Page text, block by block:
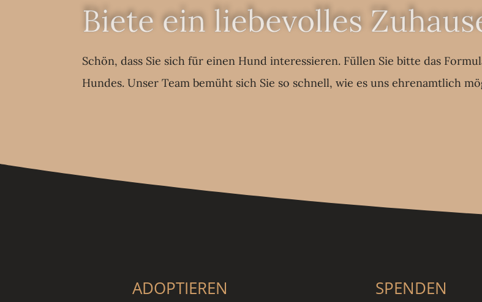
Biete ein liebevolles
Schön, dass Sie sich für einen Hund interessieren. Füllen Sie bitte das
Hundes. Unser Team bemüht sich Sie so schnell, wie es uns ehrenamtlich
ADOPTIEREN SPENDEN